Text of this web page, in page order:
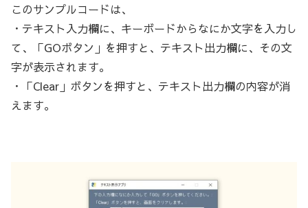
このサンプルコードは、
・テキスト入力欄に、キーボードからなにか文字を入力し
て、「GOボタン」を押すと、テキスト出力欄に、その文
字が表示されます。
・「Clear」ボタンを押すと、テキスト出力欄の内容が消
えます。